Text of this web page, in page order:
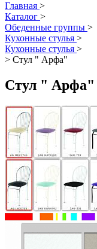
Главная >
Каталог >
Обеденные группы >
Кухонные стулья >
Кухонные стулья >
> Стул " Арфа"
Стул " Арфа"